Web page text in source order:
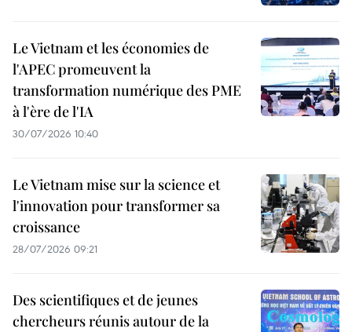
Le Vietnam et les économies de
l'APEC promeuvent la
transformation numérique des PME
à l'ère de l'IA
30/07/2026 10:40
Le Vietnam mise sur la science et
l'innovation pour transformer sa
croissance
28/07/2026 09:21
Des scientifiques et de jeunes
chercheurs réunis autour de la